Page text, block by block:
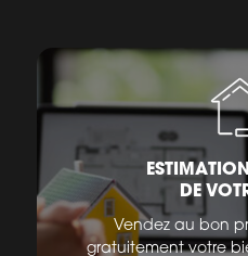
DE
Vendez au bon
gratuitement votre